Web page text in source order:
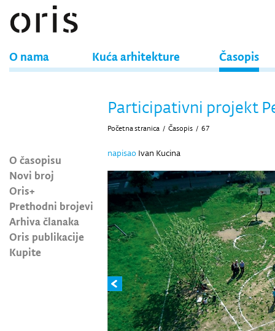
O nama Kuća arhitekture Časopis
O časopisu
Novi broj
Oris+
Prethodni brojevi
Arhiva članaka
Oris publikacije
Kupite
Participativni projekt
Početna stranica / Časopis / 67
napisao Ivan Kucina